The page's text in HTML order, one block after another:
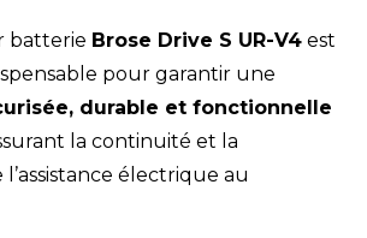
batterie Brose Drive S UR-V4 est
pour garantir une
durable et fonctionnelle
la continuité et la
électrique au